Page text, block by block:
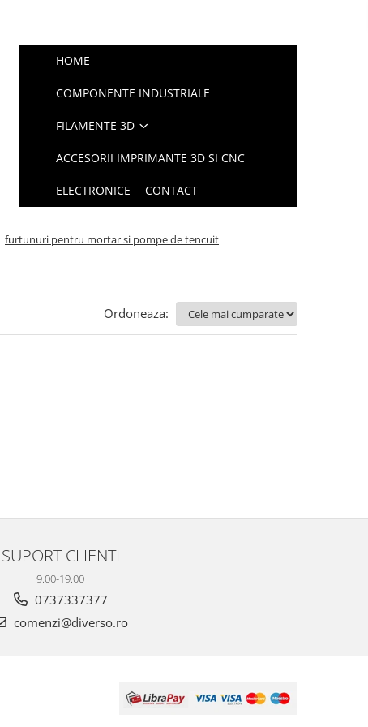
HOME
COMPONENTE INDUSTRIALE
FILAMENTE 3D
ACCESORII IMPRIMANTE 3D SI CNC
ELECTRONICE CONTACT
furtunuri pentru mortar si pompe de tencuit
Ordoneaza:
SUPORT CLIENTI
9.00-19.00
0737337377
comenzi@diverso.ro